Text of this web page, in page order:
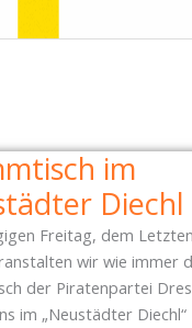
im
Diechl
Freitag, dem
wir wie immer
der Piratenpartei
im „Neustädter Diechl“